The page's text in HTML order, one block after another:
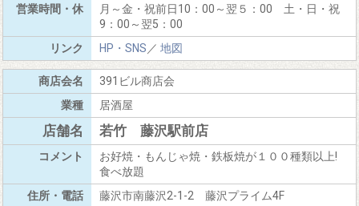
月～金・祝前日10：00～翌５：00 土・日・祝
9：00～翌5：00
HP・SNS／ 地図
391ビル商店会
居酒屋
若竹 藤沢駅前店
お好焼・もんじゃ焼・鉄板焼が１００種類以上!
食べ放題
藤沢市南藤沢2-1-2 藤沢プライム4F